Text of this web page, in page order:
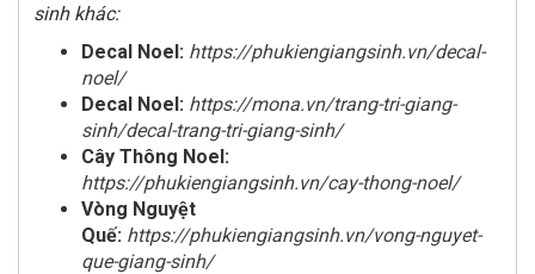
sinh khác:
Decal Noel: https://phukiengiangsinh.vn/decal-
noel/
Decal Noel: https://mona.vn/trang-tri-giang-
sinh/decal-trang-tri-giang-sinh/
Cây Thông Noel:
https://phukiengiangsinh.vn/cay-thong-noel/
Vòng Nguyệt
Quế: https://phukiengiangsinh.vn/vong-nguyet-
que-giang-sinh/